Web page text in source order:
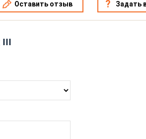
Оставить отзыв Задать
III